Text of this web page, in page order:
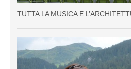
TUTTA LA MUSICA E